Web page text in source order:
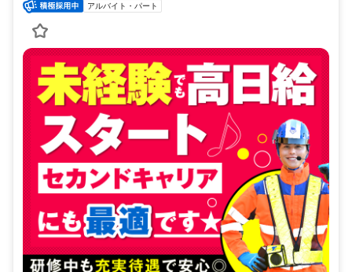
アルバイト・パート